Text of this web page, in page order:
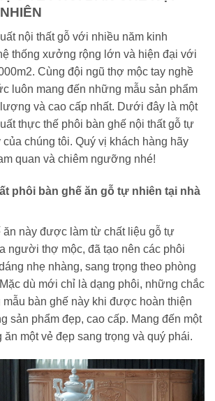
nội thất gỗ với nhiều năm kinh
thống xưởng rộng lớn và hiện đại với
Cùng đội ngũ thợ mộc tay nghề
luôn mang đến những mẫu sản phẩm
và cao cấp nhất. Dưới đây là một
thực thế phôi bàn ghế nội thất gỗ tự
chúng tôi. Quý vị khách hàng hãy
quan và chiêm ngưỡng nhé!
phôi bàn ghế ăn gỗ tự nhiên tại nhà
ăn này được làm từ chất liệu gỗ tự
người thợ mộc, đã tạo nên các phôi
nhẹ nhàng, sang trọng theo phòng
dù mới chỉ là dạng phôi, những chắc
bàn ghế này khi được hoàn thiện
sản phẩm đẹp, cao cấp. Mang đến một
ăn một vẻ đẹp sang trọng và quý phái.